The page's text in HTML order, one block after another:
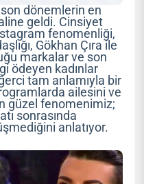
dönemlerin en
geldi. Cinsiyet
fenomenliği,
Gökhan Çıra ile
markalar ve son
ödeyen kadınlar
tam anlamıyla bir
ailesini ve
güzel fenomenimiz;
sonrasında
anlatıyor.